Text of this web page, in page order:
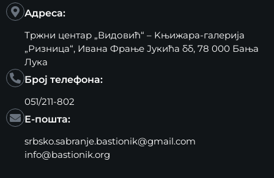
Адреса:
Тржни центар „Видовић“ – Kњижара-галерија
„Ризница“, Ивана Фрање Јукића бб, 78 000 Бања
Лука
Број телефона:
051/211-802
Е-пошта:
srbsko.sabranje.bastionik@gmail.com
info@bastionik.org